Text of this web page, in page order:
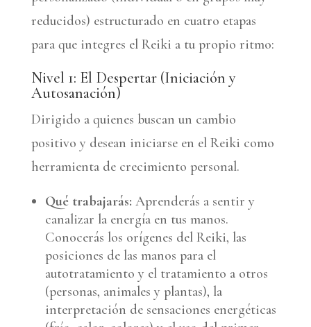
reducidos) estructurado en cuatro etapas
para que integres el Reiki a tu propio ritmo:
Nivel 1: El Despertar (Iniciación y
Autosanación)
Dirigido a quienes buscan un cambio
positivo y desean iniciarse en el Reiki como
herramienta de crecimiento personal.
Qué trabajarás: Aprenderás a sentir y
canalizar la energía en tus manos.
Conocerás los orígenes del Reiki, las
posiciones de las manos para el
autotratamiento y el tratamiento a otros
(personas, animales y plantas), la
interpretación de sensaciones energéticas